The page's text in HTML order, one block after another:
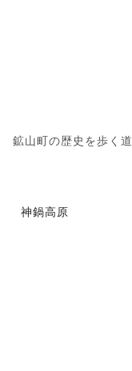
鉱山町の歴史を歩く道
神鍋高原